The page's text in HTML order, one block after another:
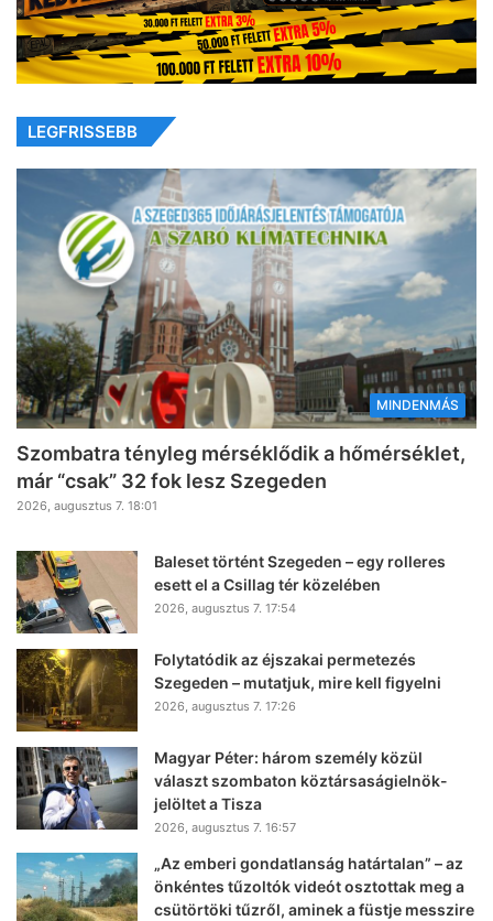
LEGFRISSEBB
MINDENMÁS
Szombatra tényleg mérséklődik a hőmérséklet,
már “csak” 32 fok lesz Szegeden
2026, augusztus 7. 18:01
Baleset történt Szegeden – egy rolleres
esett el a Csillag tér közelében
2026, augusztus 7. 17:54
Folytatódik az éjszakai permetezés
Szegeden – mutatjuk, mire kell figyelni
2026, augusztus 7. 17:26
Magyar Péter: három személy közül
választ szombaton köztársaságielnök-
jelöltet a Tisza
2026, augusztus 7. 16:57
„Az emberi gondatlanság határtalan” – az
önkéntes tűzoltók videót osztottak meg a
csütörtöki tűzről, aminek a füstje messzire